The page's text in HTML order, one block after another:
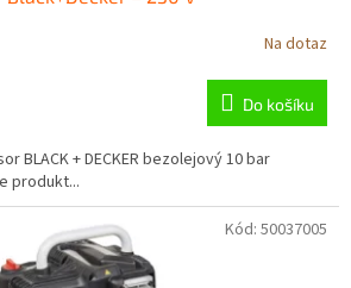
R
M
A
Na dotaz
Do košíku
BLACK + DECKER bezolejový 10 bar
produkt...
Kód: 50037005